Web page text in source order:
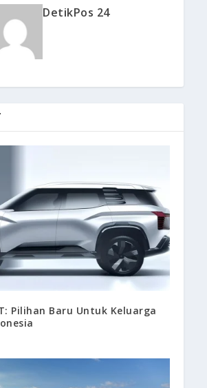
DetikPos 24
Pilihan Baru Untuk Keluarga